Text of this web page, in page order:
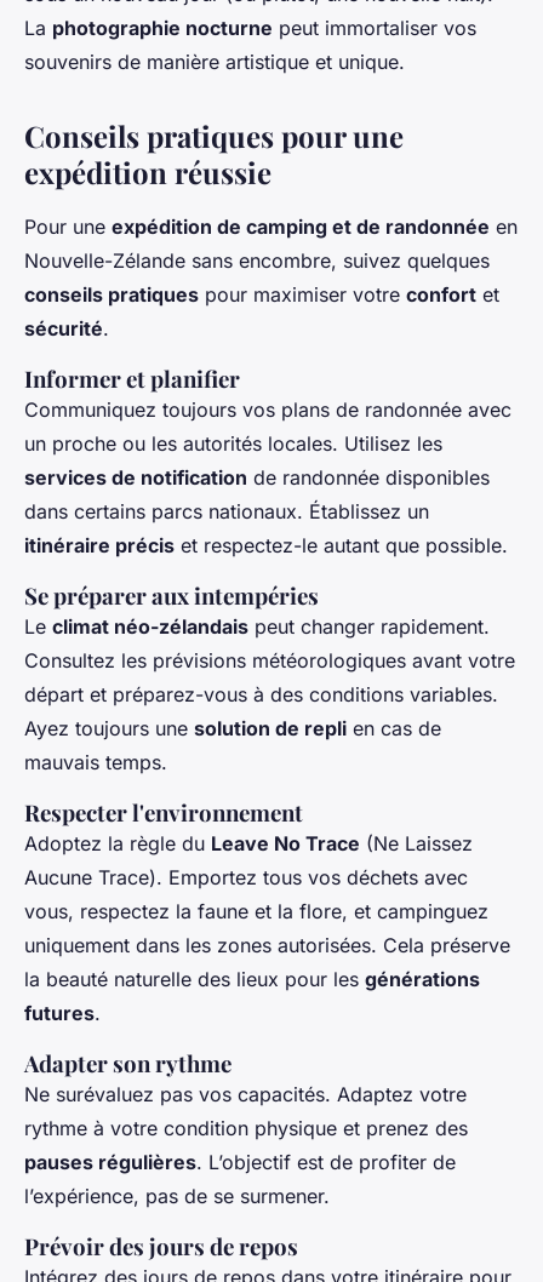
La photographie nocturne peut immortaliser vos
souvenirs de manière artistique et unique.
Conseils pratiques pour une
expédition réussie
Pour une expédition de camping et de randonnée en
Nouvelle-Zélande sans encombre, suivez quelques
conseils pratiques pour maximiser votre confort et
sécurité.
Informer et planifier
Communiquez toujours vos plans de randonnée avec
un proche ou les autorités locales. Utilisez les
services de notification de randonnée disponibles
dans certains parcs nationaux. Établissez un
itinéraire précis et respectez-le autant que possible.
Se préparer aux intempéries
Le climat néo-zélandais peut changer rapidement.
Consultez les prévisions météorologiques avant votre
départ et préparez-vous à des conditions variables.
Ayez toujours une solution de repli en cas de
mauvais temps.
Respecter l'environnement
Adoptez la règle du Leave No Trace (Ne Laissez
Aucune Trace). Emportez tous vos déchets avec
vous, respectez la faune et la flore, et campinguez
uniquement dans les zones autorisées. Cela préserve
la beauté naturelle des lieux pour les générations
futures.
Adapter son rythme
Ne surévaluez pas vos capacités. Adaptez votre
rythme à votre condition physique et prenez des
pauses régulières. L’objectif est de profiter de
l’expérience, pas de se surmener.
Prévoir des jours de repos
Intégrez des jours de repos dans votre itinéraire pour